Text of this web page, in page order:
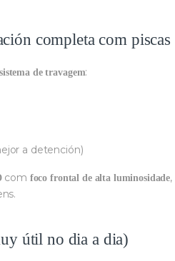
completa com piscas
de travagem:
a detención)
com foco frontal de alta luminosidade,
útil no dia a dia)